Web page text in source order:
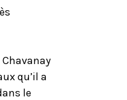
qu’il a
le